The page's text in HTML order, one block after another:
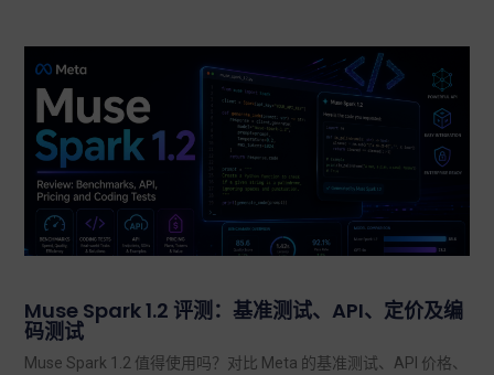
Muse Spark 1.2 评测：基准测试、API、定价及编
码测试
Muse Spark 1.2 值得使用吗？对比 Meta 的基准测试、API 价格、